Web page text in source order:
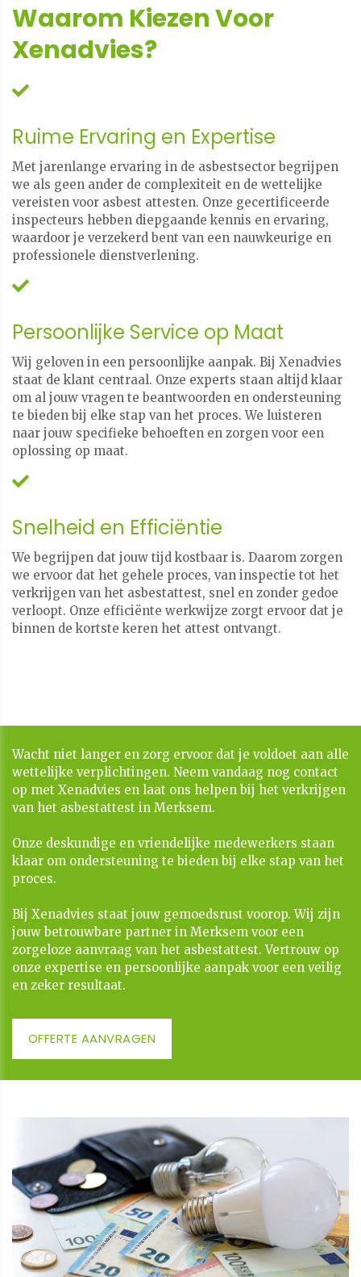
Waarom Kiezen Voor
Xenadvies?
Ruime Ervaring en Expertise
Met jarenlange ervaring in de asbestsector begrijpen
we als geen ander de complexiteit en de wettelijke
vereisten voor asbest attesten. Onze gecertificeerde
inspecteurs hebben diepgaande kennis en ervaring,
waardoor je verzekerd bent van een nauwkeurige en
professionele dienstverlening.
Persoonlijke Service op Maat
Wij geloven in een persoonlijke aanpak. Bij Xenadvies
staat de klant centraal. Onze experts staan altijd klaar
om al jouw vragen te beantwoorden en ondersteuning
te bieden bij elke stap van het proces. We luisteren
naar jouw specifieke behoeften en zorgen voor een
oplossing op maat.
Snelheid en Efficiëntie
We begrijpen dat jouw tijd kostbaar is. Daarom zorgen
we ervoor dat het gehele proces, van inspectie tot het
verkrijgen van het asbestattest, snel en zonder gedoe
verloopt. Onze efficiënte werkwijze zorgt ervoor dat je
binnen de kortste keren het attest ontvangt.
Wacht niet langer en zorg ervoor dat je voldoet aan alle
wettelijke verplichtingen. Neem vandaag nog contact
op met Xenadvies en laat ons helpen bij het verkrijgen
van het asbestattest in Merksem.
Onze deskundige en vriendelijke medewerkers staan
klaar om ondersteuning te bieden bij elke stap van het
proces.
​​​​​​​Bij Xenadvies staat jouw gemoedsrust voorop. Wij zijn
jouw betrouwbare partner in Merksem voor een
zorgeloze aanvraag van het asbestattest. Vertrouw op
onze expertise en persoonlijke aanpak voor een veilig
en zeker resultaat.
OFFERTE AANVRAGEN